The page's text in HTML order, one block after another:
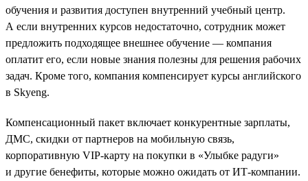
обучения и развития доступен внутренний учебный центр.
А если внутренних курсов недостаточно, сотрудник может
предложить подходящее внешнее обучение — компания
оплатит его, если новые знания полезны для решения рабочих
задач. Кроме того, компания компенсирует курсы английского
в Skyeng.
Компенсационный пакет включает конкурентные зарплаты,
ДМС, скидки от партнеров на мобильную связь,
корпоративную VIP-карту на покупки в «Улыбке радуги»
и другие бенефиты, которые можно ожидать от ИТ-компании.